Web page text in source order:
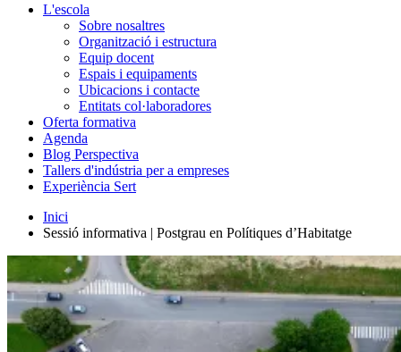
L'escola
Sobre nosaltres
Organització i estructura
Equip docent
Espais i equipaments
Ubicacions i contacte
Entitats col·laboradores
Oferta formativa
Agenda
Blog Perspectiva
Tallers d'indústria per a empreses
Experiència Sert
Inici
Sessió informativa | Postgrau en Polítiques d’Habitatge